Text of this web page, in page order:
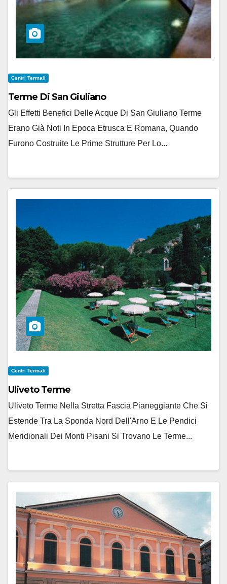
Centri Termali
Terme Di San Giuliano
Gli Effetti Benefici Delle Acque Di San Giuliano Terme
Erano Già Noti In Epoca Etrusca E Romana, Quando
Furono Costruite Le Prime Strutture Per Lo...
Centri Termali
Uliveto Terme
Uliveto Terme Nella Stretta Fascia Pianeggiante Che Si
Estende Tra La Sponda Nord Dell'Arno E Le Pendici
Meridionali Dei Monti Pisani Si Trovano Le Terme...